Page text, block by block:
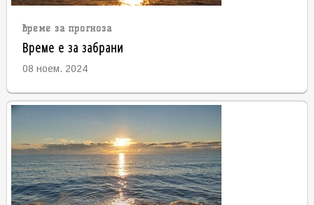
време за прогноза
Време е за забрани
08 ноем. 2024